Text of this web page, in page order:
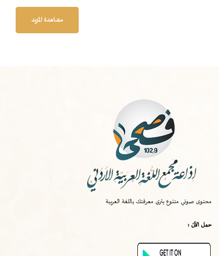
مشاهدة المزيد
محتوى صوتي متنوع يثري معرفتك باللغة العربية
حمل الآن :
الخميس-١٠:٠٠ ص
صواب
قصة اختراع